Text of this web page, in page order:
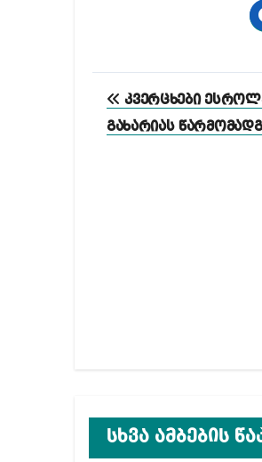
პოსტის
ნავიგაცია
კვერცხები
გახარიას
სხვა ამბების